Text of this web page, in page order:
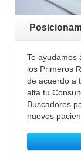
Te ayudamos
los Primeros
de acuerdo a
alta tu
Buscadores
nuevos